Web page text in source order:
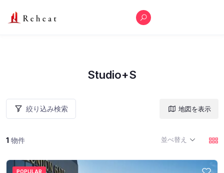
Studio+S
絞り込み検索
1 物件
地図を表示
並べ替え
POPULAR